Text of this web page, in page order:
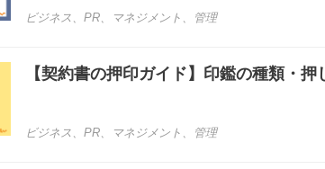
ビジネス 、 PR、 マネジメント 、 管理
【契約書の押印ガイド】印鑑の種類・
ビジネス 、 PR、 マネジメント 、 管理